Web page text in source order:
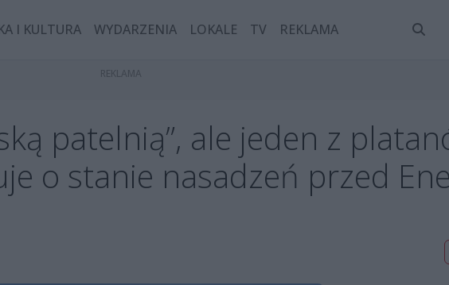
I KULTURA WYDARZENIA LOKALE TV REKLAMA
patelnią”, ale jeden z
o stanie nasadzeń przed